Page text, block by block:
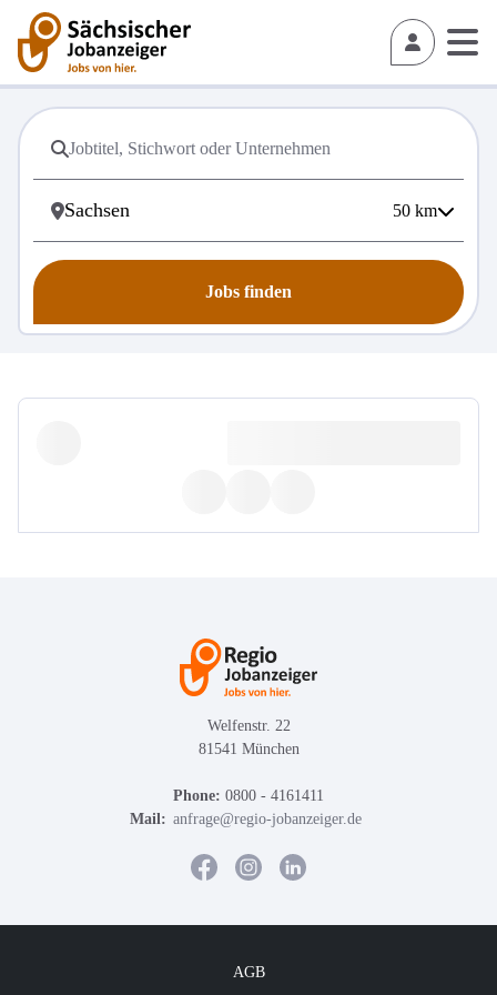
50 km
Jobs finden
Welfenstr. 22
81541 München
Phone: 0800 - 4161411
Mail: anfrage@regio-jobanzeiger.de
AGB